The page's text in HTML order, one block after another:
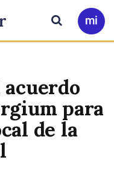
Ir
a
Buscar
para
de la